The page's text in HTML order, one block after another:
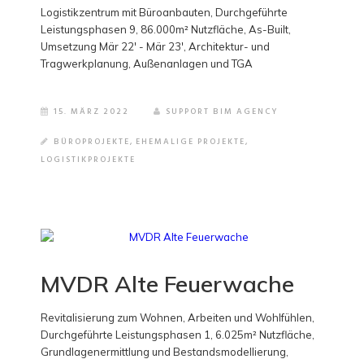
Logistikzentrum mit Büroanbauten, Durchgeführte
Leistungsphasen 9, 86.000m² Nutzfläche, As-Built,
Umsetzung Mär 22' - Mär 23', Architektur- und
Tragwerkplanung, Außenanlagen und TGA
15. MÄRZ 2022 SUPPORT BIM AGENCY
BÜROPROJEKTE, EHEMALIGE PROJEKTE,
LOGISTIKPROJEKTE
MVDR Alte Feuerwache
Revitalisierung zum Wohnen, Arbeiten und Wohlfühlen,
Durchgeführte Leistungsphasen 1, 6.025m² Nutzfläche,
Grundlagenermittlung und Bestandsmodellierung,